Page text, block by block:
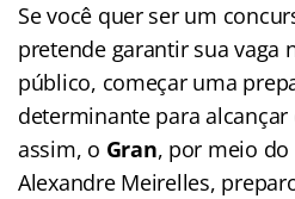
Se você quer ser um
pretende garantir sua vaga
público, começar uma
determinante para
assim, o Gran, por meio
Alexandre Meirelles,